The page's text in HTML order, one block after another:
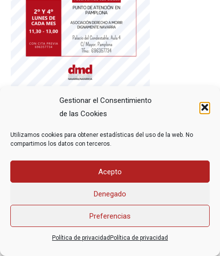
Gestionar el Consentimiento
de las Cookies
Utilizamos cookies para obtener estadísticas del uso de la web. No
compartimos los datos con terceros.
Acepto
Denegado
Preferencias
Política de privacidad Política de privacidad
informacion@derechoamorir.org